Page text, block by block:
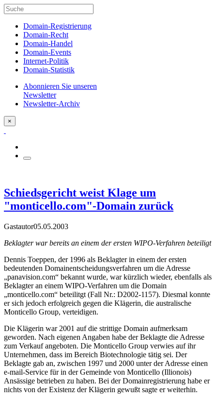
Domain-Registrierung
Domain-Recht
Domain-Handel
Domain-Events
Internet-Politik
Domain-Statistik
Abonnieren Sie unseren
Newsletter
Newsletter-Archiv
×
Schiedsgericht weist Klage um
"monticello.com"-Domain zurück
Gastautor05.05.2003
Beklagter war bereits an einem der ersten WIPO-Verfahren beteiligt
Dennis Toeppen, der 1996 als Beklagter in einem der ersten
bedeutenden Domainentscheidungsverfahren um die Adresse
„panavision.com“ bekannt wurde, war kürzlich wieder, ebenfalls als
Beklagter an einem WIPO-Verfahren um die Domain
„monticello.com“ beteilitgt (Fall Nr.: D2002-1157). Diesmal konnte
er sich jedoch erfolgreich gegen die Klägerin, die australische
Monticello Group, verteidigen.
Die Klägerin war 2001 auf die strittige Domain aufmerksam
geworden. Nach eigenen Angaben habe der Beklagte die Adresse
zum Verkauf angeboten. Die Monticello Group verwies auf ihr
Unternehmen, dass im Bereich Biotechnologie tätig sei. Der
Beklagte gab an, zwischen 1997 und 2000 unter der Adresse einen
e-mail-Service für in der Gemeinde von Monticello (Illionois)
Ansässige betrieben zu haben. Bei der Domainregistrierung habe er
nichts von der Existenz der Klägerin gewußt sagte er weiterhin.